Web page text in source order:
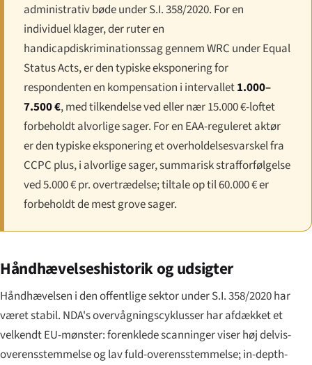
administrativ bøde under S.I. 358/2020. For en
individuel klager, der ruter en
handicapdiskriminationssag gennem WRC under Equal
Status Acts, er den typiske eksponering for
respondenten en kompensation i intervallet1.000–
7.500 €, med tilkendelse ved eller nær 15.000 €-loftet
forbeholdt alvorlige sager. For en EAA-reguleret aktør
er den typiske eksponering et overholdelsesvarskel fra
CCPC plus, i alvorlige sager, summarisk strafforfølgelse
ved 5.000 € pr. overtrædelse; tiltale op til 60.000 € er
forbeholdt de mest grove sager.
Håndhævelseshistorik og udsigter
Håndhævelsen i den offentlige sektor under S.I. 358/2020 har
været stabil. NDA's overvågningscyklusser har afdækket et
velkendt EU-mønster: forenklede scanninger viser høj delvis-
overensstemmelse og lav fuld-overensstemmelse; in-depth-